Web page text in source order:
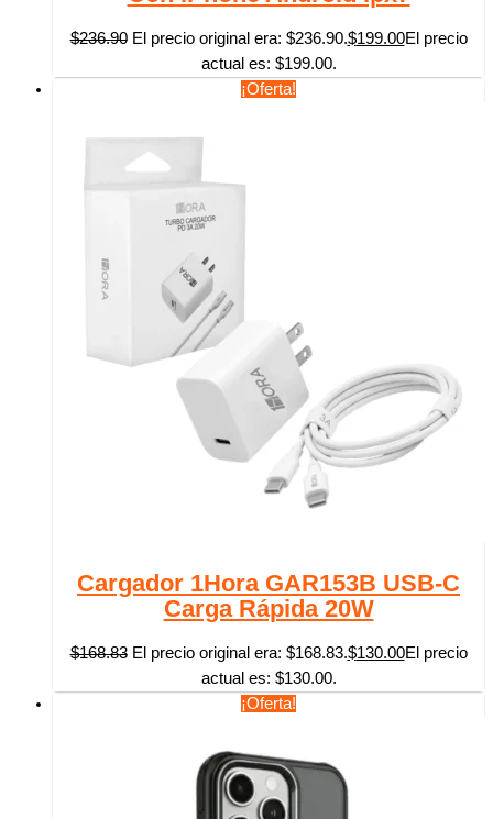
$236.90 El precio original era: $236.90.$199.00El precio
actual es: $199.00.
¡Oferta!
Cargador 1Hora GAR153B USB-C
Carga Rápida 20W
$168.83 El precio original era: $168.83.$130.00El precio
actual es: $130.00.
¡Oferta!